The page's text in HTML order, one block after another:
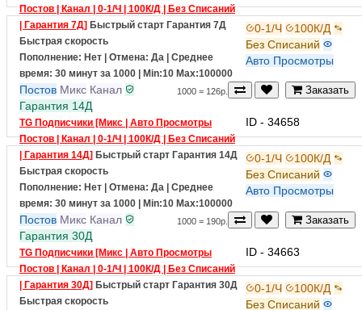
TG Подписчики [Микс | Авто Просмотры
Постов | Канал | 0-1/Ч | 100К/Д | Без Списаний
| Гарантия 7Д] Быстрый старт
Быстрая скорость
Пополнение: Нет | Отмена: Да | Среднее
время: 30 минут за 1000
| Min:10 Max:100000
ID - 34659
0-1/Ч
100К/Д
Без Списаний
Постов Микс Канал
Гарантия 14Д
TG Подписчики [Микс | Авто Просмотры
Постов | Канал | 0-1/Ч | 100К/Д | Без Списаний
| Гарантия 14Д] Быстрый старт
Быстрая скорость
Пополнение: Нет | Отмена: Да | Среднее
время: 30 минут за 1000
| Min:10 Max:100000
ID - 34658
0-1/Ч
100К/Д
Без Списаний
Постов Микс Канал
Гарантия 30Д
TG Подписчики [Микс | Авто Просмотры
Постов | Канал | 0-1/Ч | 100К/Д | Без Списаний
| Гарантия 30Д] Быстрый старт
ID - 34663
0-1/Ч 100К/Д